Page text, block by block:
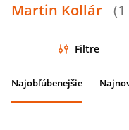
Martin Kollár (1
Filtre
Najobľúbenejšie